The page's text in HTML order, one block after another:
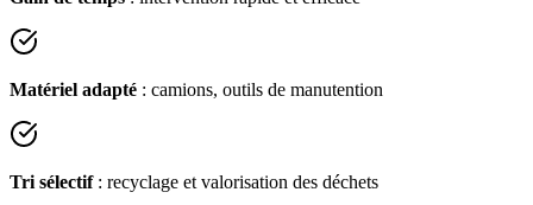
Matériel adapté : camions, outils de manutention
Tri sélectif: recyclage et valorisation des déchets